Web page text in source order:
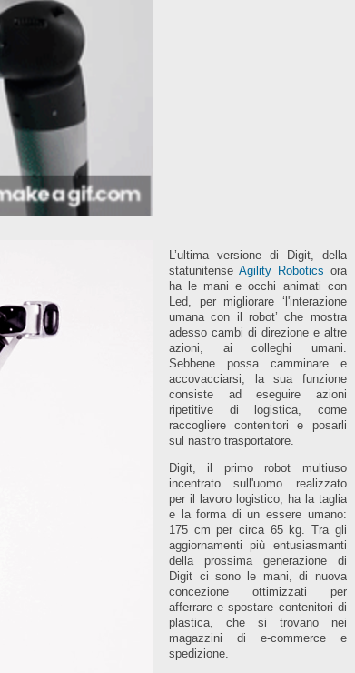
L’ultima versione di Digit, della
statunitense Agility Robotics ora
ha le mani e occhi animati con
Led, per migliorare ‘l'interazione
umana con il robot’ che mostra
adesso cambi di direzione e altre
azioni, ai colleghi umani.
Sebbene possa camminare e
accovacciarsi, la sua funzione
consiste ad eseguire azioni
ripetitive di logistica, come
raccogliere contenitori e posarli
sul nastro trasportatore.
Digit, il primo robot multiuso
incentrato sull'uomo realizzato
per il lavoro logistico, ha la taglia
e la forma di un essere umano:
175 cm per circa 65 kg. Tra gli
aggiornamenti più entusiasmanti
della prossima generazione di
Digit ci sono le mani, di nuova
concezione ottimizzati per
afferrare e spostare contenitori di
plastica, che si trovano nei
magazzini di e-commerce e
spedizione.